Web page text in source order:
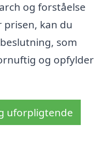
og forståelse
kan du
som
og opfylder
uforpligtende